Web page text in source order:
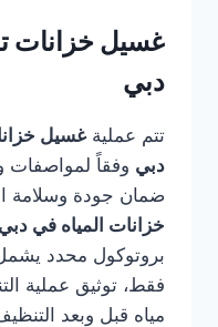
غسيل خزانات
دبي
تتم عمليةغسيل
دبي وفقاً لمواصفات
ضمان جودة وسلامة
خزانات المياه في دبي
بروتوكول محدد
فقط، توثيق عملية
مياه قبل وبعد